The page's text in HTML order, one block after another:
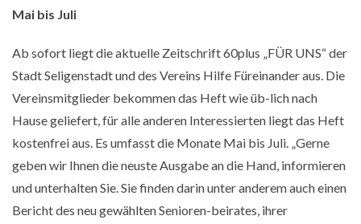
Mai bis Juli
Ab sofort liegt die aktuelle Zeitschrift 60plus „FÜR UNS“ der
Stadt Seligenstadt und des Vereins Hilfe Füreinander aus. Die
Vereinsmitglieder bekommen das Heft wie üb-lich nach
Hause geliefert, für alle anderen Interessierten liegt das Heft
kostenfrei aus. Es umfasst die Monate Mai bis Juli. „Gerne
geben wir Ihnen die neuste Ausgabe an die Hand, informieren
und unterhalten Sie. Sie finden darin unter anderem auch einen
Bericht des neu gewählten Senioren-beirates, ihrer